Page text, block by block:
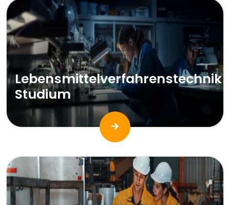
Lebensmittelverfahrenstechnik
Studium